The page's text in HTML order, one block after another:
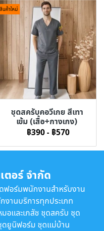
สินค้าใหม่
ชุดสครับคอวีเกย สีเทา
เข้ม (เสื้อ+กางเกง)
฿390 - ฿570
ตอร์ จำกัด
อร์มพนักงานสำหรับงาน
านบริการทุกประเภท
อและเภสัช ชุดสครับ ชุด
ดยูนิฟอร์ม ชุดแม่บ้าน